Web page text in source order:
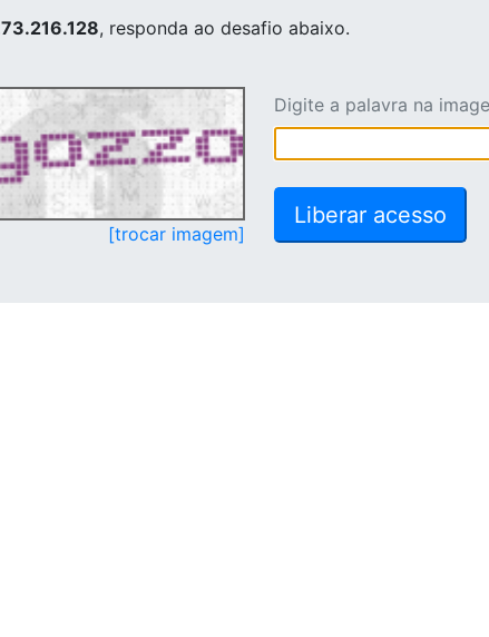
, responda ao desafio abaixo.
[trocar imagem]
Digite a palavra na